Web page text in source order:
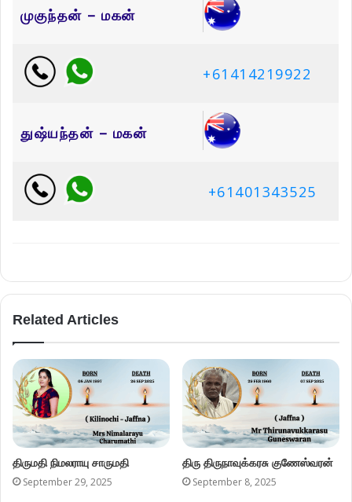
முகுந்தன் – மகன்
+61414219922
துஷ்யந்தன் – மகன்
+61401343525
Related Articles
திருமதி நிமலராயு சாருமதி
September 29, 2025
திரு திருநாவுக்கரசு குணேஸ்வரன்
September 8, 2025